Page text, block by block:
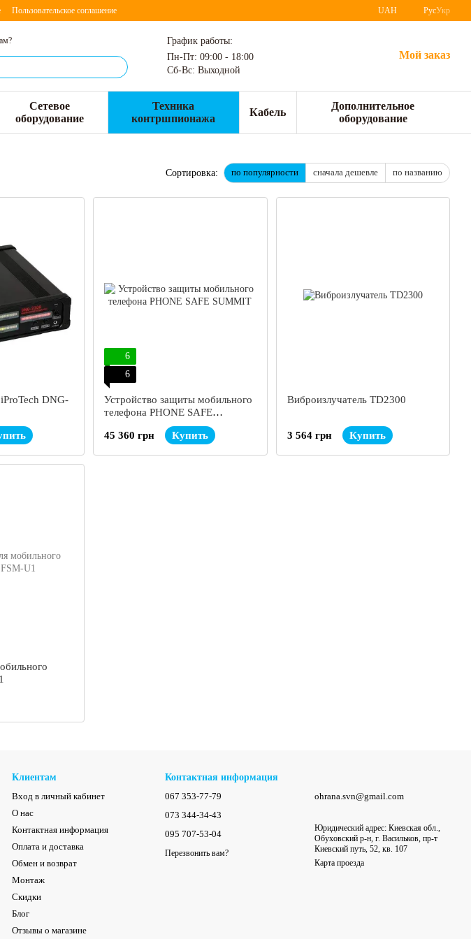
Пользовательское соглашение UAH РусУкр
График работы:
Пн-Пт: 09:00 - 18:00
Сб-Вс: Выходной
Мой заказ
Сетевое
оборудование
Техника
контршпионажа
Кабель
Дополнительное
оборудование
Сортировка: по популярности сначала дешевле по названию
DNG-
6
6
Устройство защиты мобильного
телефона PHONE SAFE
45 360 грн
Купить
Виброизлучатель TD2300
3 564 грн Купить
Клиентам
Вход в личный кабинет
О нас
Контактная информация
Оплата и доставка
Обмен и возврат
Монтаж
Скидки
Блог
Отзывы о магазине
Контактная информация
067 353-77-79
073 344-34-43
095 707-53-04
Перезвонить вам?
ohrana.svn@gmail.com
Юридический адрес: Киевская обл.,
Обуховский р-н, г. Васильков, пр-т
Киевский путь, 52, кв. 107
Карта проезда